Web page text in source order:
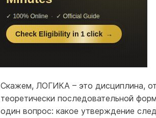
Скажем, ЛОГИКА – это дисциплина,
теоретически последовательной
один вопрос: какое утверждение